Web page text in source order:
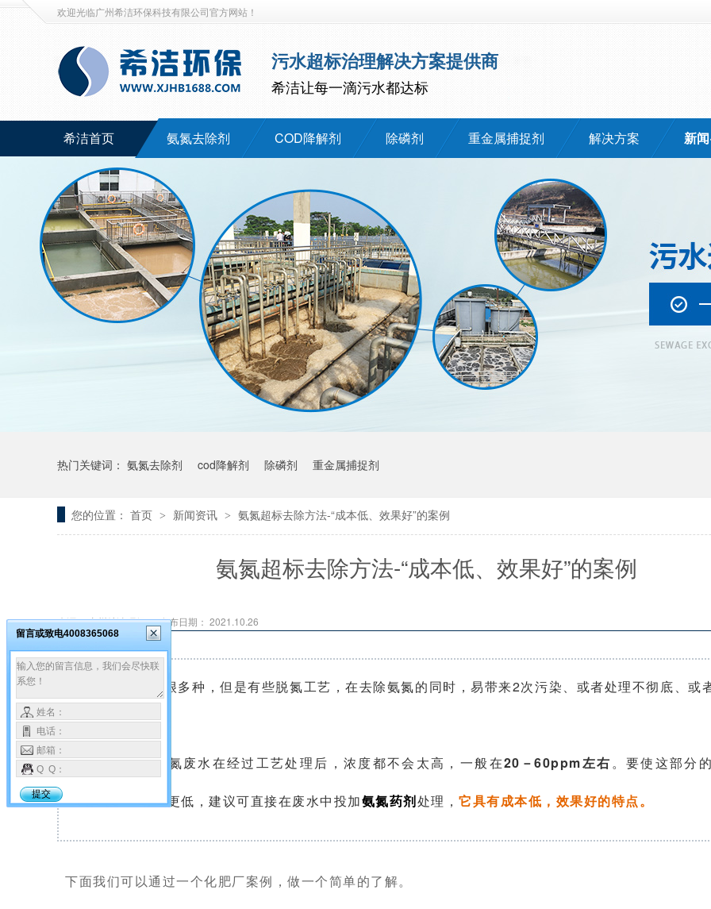
欢迎光临广州希洁环保科技有限公司官方网站！
污水超标治理解决方案提供商
希洁让每一滴污水都达标
希洁首页 氨氮去除剂 COD降解剂 除磷剂 重金属捕捉剂 解决方案 新
热门关键词： 氨氮去除剂 cod降解剂 除磷剂 重金属捕捉剂
您的位置： 首页 > 新闻资讯 > 氨氮超标去除方法-“成本低、效果好”的案例
氨氮超标去除方法-“成本低、效果好”的案例
来源： 广州希洁环保 发布日期： 2021.10.26
氨氮去除方法有很多种，但是有些脱氮工艺，在去除氨氮的同时，易带来2次污染、或者处理不彻底、或
求有局限性。
如今大多数的氨氮废水在经过工艺处理后，浓度都不会太高，一般在20－60ppm左右。 要使这部分
10ppm以下甚至更低，建议可直接在废水中投加氨氮药剂处理， 它具有成本低，效果好的特点。
下面我们可以通过一个化肥厂案例，做一个简单的了解。
留言或致电4008365068
姓名：
电话：
邮箱：
Q Q：
提交